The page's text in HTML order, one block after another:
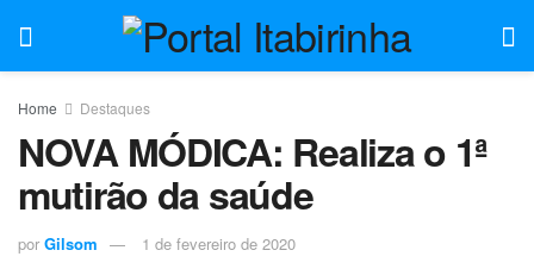
Home Destaques
NOVA MÓDICA: Realiza o 1ª
mutirão da saúde
por Gilsom 1 de fevereiro de 2020